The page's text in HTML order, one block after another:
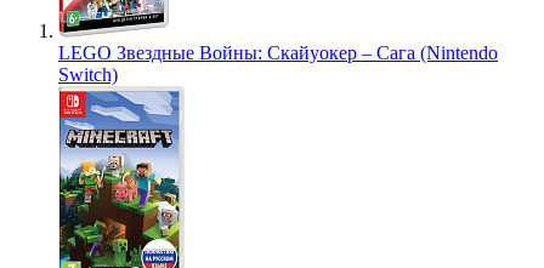
LEGO Звездные Войны: Скайуокер – Сага (Nintendo
Switch)